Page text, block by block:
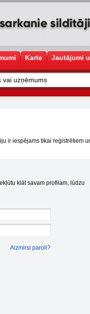
Karte Jautājumi
ir iespējams tikai reģistrētiem
klāt savam profilam, lūdzu
Aizmirsi paroli?